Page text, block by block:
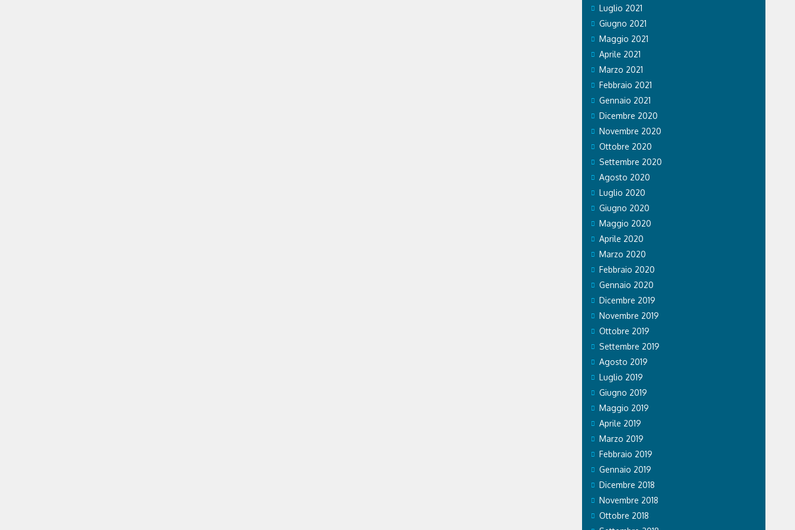
Luglio 2021
Giugno 2021
Maggio 2021
Aprile 2021
Marzo 2021
Febbraio 2021
Gennaio 2021
Dicembre 2020
Novembre 2020
Ottobre 2020
Settembre 2020
Agosto 2020
Luglio 2020
Giugno 2020
Maggio 2020
Aprile 2020
Marzo 2020
Febbraio 2020
Gennaio 2020
Dicembre 2019
Novembre 2019
Ottobre 2019
Settembre 2019
Agosto 2019
Luglio 2019
Giugno 2019
Maggio 2019
Aprile 2019
Marzo 2019
Febbraio 2019
Gennaio 2019
Dicembre 2018
Novembre 2018
Ottobre 2018